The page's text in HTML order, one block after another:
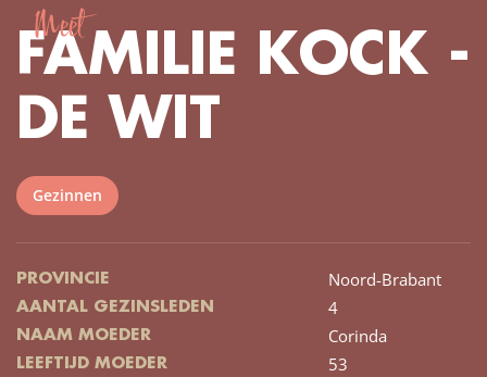
Meet
FAMILIE KOCK -
DE WIT
Gezinnen
PROVINCIE Noord-Brabant
AANTAL GEZINSLEDEN 4
NAAM MOEDER Corinda
LEEFTIJD MOEDER 53